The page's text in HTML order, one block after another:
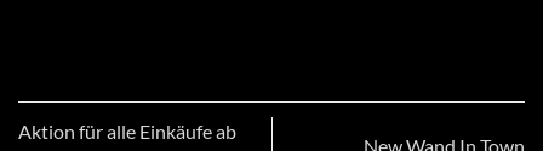
Aktion für alle Einkäufe ab
New Wand In Town